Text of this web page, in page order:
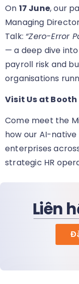
On 17 June, our
Managing
Talk: “Zero-Error
— a deep dive
payroll risk and
organisations
Visit Us at Booth
Come meet the
how our AI-
enterprises
strategic HR
Liên